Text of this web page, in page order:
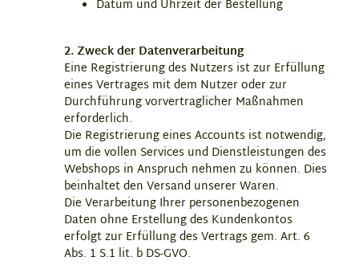
Datum und Uhrzeit der Bestellung
2. Zweck der Datenverarbeitung
Eine Registrierung des Nutzers ist zur Erfüllung
eines Vertrages mit dem Nutzer oder zur
Durchführung vorvertraglicher Maßnahmen
erforderlich.
Die Registrierung eines Accounts ist notwendig,
um die vollen Services und Dienstleistungen des
Webshops in Anspruch nehmen zu können. Dies
beinhaltet den Versand unserer Waren.
Die Verarbeitung Ihrer personenbezogenen
Daten ohne Erstellung des Kundenkontos
erfolgt zur Erfüllung des Vertrags gem. Art. 6
Abs. 1 S.1 lit. b DS-GVO.